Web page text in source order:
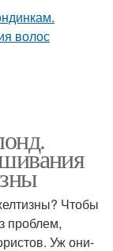
Чтобы
проблем,
Уж они-